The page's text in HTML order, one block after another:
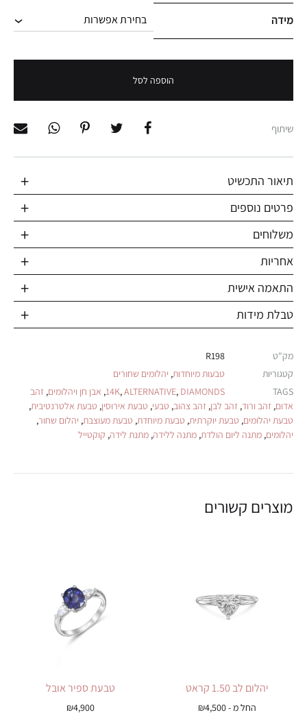
מידה
הוספה לסל
שיתוף
תיאור התכשיט
פרטים נוספים
משלוחים
אחריות
התאמה אישית
טבלת מידות
מק"ט
R198
קטגוריות
טבעות מיוחדות, יהלומים שחורים
TAGS
14K,ALTERNATIVE, DIAMONDS
, אבן חן ויהלומים, זהב
אדום, זהב ורוד, זהב לבן, זהב צהוב, טבעי, טבעת אירוסין, טבעת אלטרנטיבית,
טבעת יהלומים, טבעת יוקרתית, טבעת מיוחדת, טבעת מעוצבת, יהלום שחור,
יהלומים, מתנה ליום הולדת, מתנה ללידה, מתנת לידה, קוקטייל
מוצרים קשורים
יהלום לב 1.50 קראט
החל מ - ₪4,500
טבעת ספיר אובל
₪4,900